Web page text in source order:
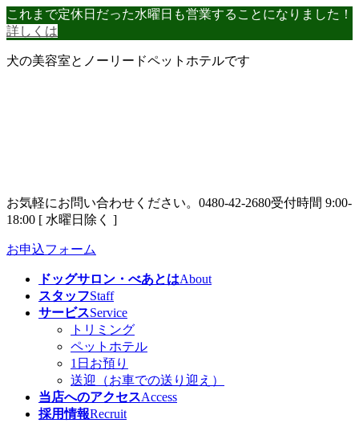
コ
ン
ン
ナ
ビ
ー
これまで定休日だった水曜日も営業することになりました！
詳しくは
犬の美容室とノーリードペットホテルです
お気軽にお問い合わせください。 0480-42-2680受付時間 9:00-
18:00 [ 水曜日除く ]
お申込フォーム
ドッグサロン・べあとはAbout
スタッフStaff
サービスService
トリミング
ペットホテル
1日お預り
送迎（お車での送り迎え）
当店へのアクセスAccess
採用情報Recruit